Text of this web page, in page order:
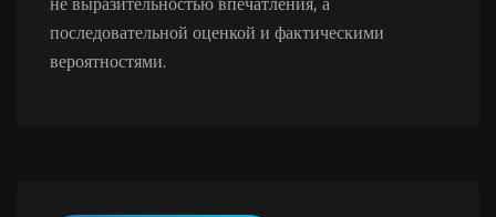
последовательной оценкой и фактическими
вероятностями.